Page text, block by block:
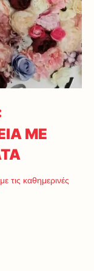
ΜΕ
τις καθημερινές